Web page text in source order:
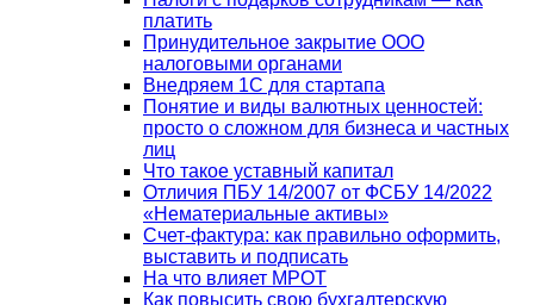
платить
Принудительное закрытие ООО
налоговыми органами
Внедряем 1С для стартапа
Понятие и виды валютных ценностей:
просто о сложном для бизнеса и частных
лиц
Что такое уставный капитал
Отличия ПБУ 14/2007 от ФСБУ 14/2022
«Нематериальные активы»
Счет-фактура: как правильно оформить,
выставить и подписать
На что влияет МРОТ
Как повысить свою бухгалтерскую